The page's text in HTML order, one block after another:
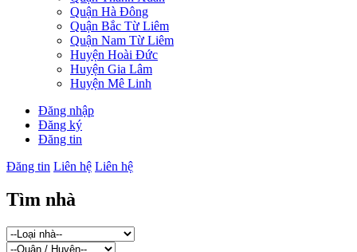
Quận Hà Đông
Quận Bắc Từ Liêm
Quận Nam Từ Liêm
Huyện Hoài Đức
Huyện Gia Lâm
Huyện Mê Linh
Đăng nhập
Đăng ký
Đăng tin
Đăng tin Liên hệ Liên hệ
Tìm nhà